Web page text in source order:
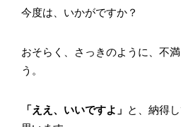
今度は、いかがですか？
おそらく、さっきのように、不
う。
「ええ、いいですよ」 と、納得